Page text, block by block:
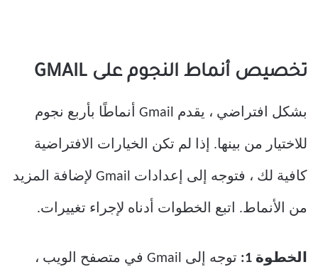
تخصيص أنماط النجوم على GMAIL
بشكل افتراضي ، يقدم Gmail أنماطًا بأربع نجوم
للاختيار من بينها. إذا لم تكن الخيارات الافتراضية
كافية لك ، فتوجه إلى إعدادات Gmail لإضافة المزيد
من الأنماط. اتبع الخطوات أدناه لإجراء تغييرات.
الخطوة 1: توجه إلى Gmail في متصفح الويب ،